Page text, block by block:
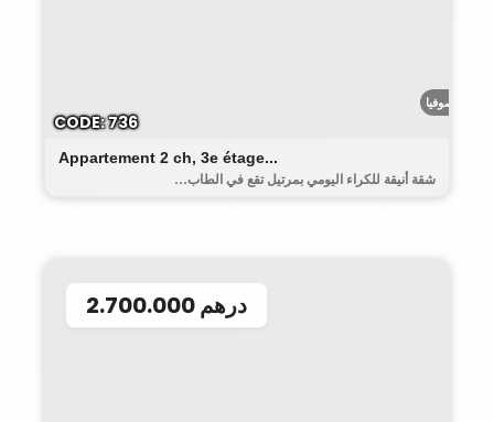
رياض صوفيا
Appartement 2 ch, 3e étage...
شقة أنيقة للكراء اليومي بمرتيل تقع في الطاب...
CODE: 736
2.700.000 درهم